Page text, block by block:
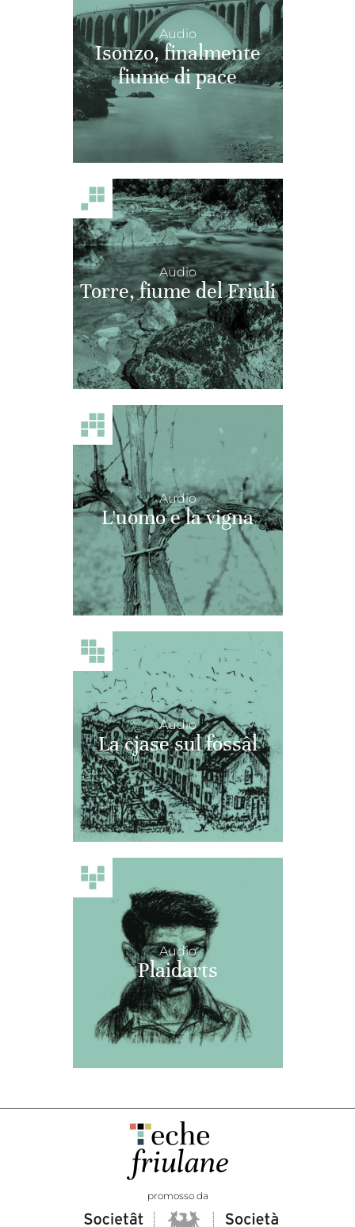
Audio
Isonzo, finalmente
fiume di pace
Audio
Torre, fiume del Friuli
Audio
L'uomo e la vigna
Audio
La cjase sul fossâl
Audio
Plaidarts
promosso da